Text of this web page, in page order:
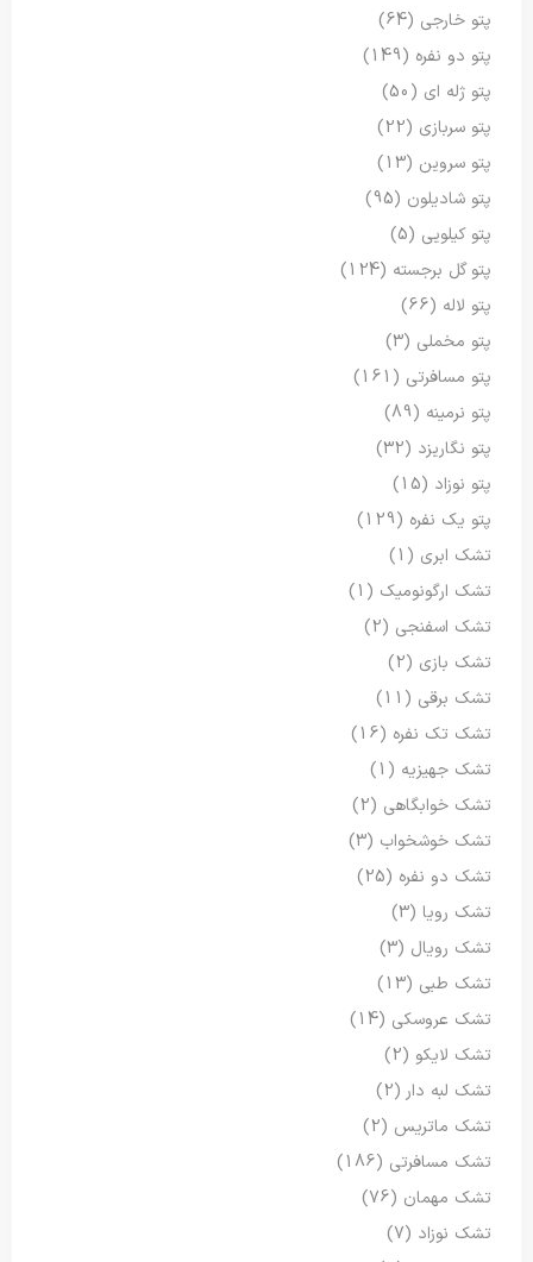
پتو خارجی (64)
پتو دو نفره (149)
پتو ژله ای (50)
پتو سربازی (22)
پتو سروین (13)
پتو شادیلون (95)
پتو کیلویی (5)
پتو گل برجسته (124)
پتو لاله (66)
پتو مخملی (3)
پتو مسافرتی (161)
پتو نرمینه (89)
پتو نگاریزد (32)
پتو نوزاد (15)
پتو یک نفره (129)
تشک ابری (1)
تشک ارگونومیک (1)
تشک اسفنجی (2)
تشک بازی (2)
تشک برقی (11)
تشک تک نفره (16)
تشک جهیزیه (1)
تشک خوابگاهی (2)
تشک خوشخواب (3)
تشک دو نفره (25)
تشک رویا (3)
تشک رویال (3)
تشک طبی (13)
تشک عروسکی (14)
تشک لایکو (2)
تشک لبه دار (2)
تشک ماتریس (2)
تشک مسافرتی (186)
تشک مهمان (76)
تشک نوزاد (7)